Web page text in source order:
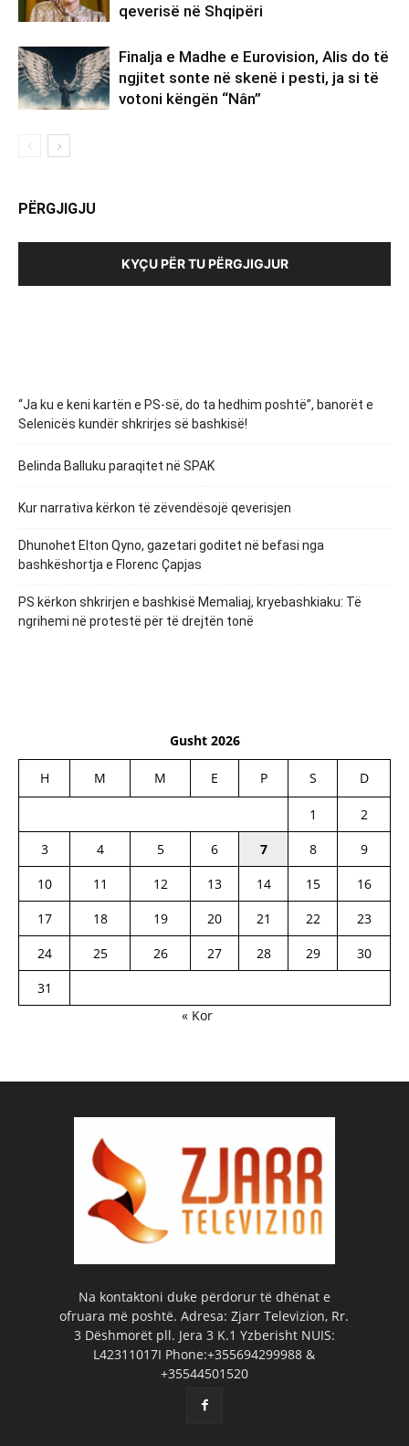
qeverisë në Shqipëri
Finalja e Madhe e Eurovision, Alis do të
ngjitet sonte në skenë i pesti, ja si të
votoni këngën “Nân”
PËRGJIGJU
KYÇU PËR TU PËRGJIGJUR
“Ja ku e keni kartën e PS-së, do ta hedhim poshtë”, banorët e
Selenicës kundër shkrirjes së bashkisë!
Belinda Balluku paraqitet në SPAK
Kur narrativa kërkon të zëvendësojë qeverisjen
Dhunohet Elton Qyno, gazetari goditet në befasi nga
bashkëshortja e Florenc Çapjas
PS kërkon shkrirjen e bashkisë Memaliaj, kryebashkiaku: Të
ngrihemi në protestë për të drejtën tonë
Gusht 2026
H M M E P S D
1
2
3
4 5 6 7 8
9
10
11 12 13 14 15
16
17
18 19 20 21 22
23
24
25 26 27 28 29
30
31
« Kor
Na kontaktoni duke përdorur të dhënat e
ofruara më poshtë. Adresa: Zjarr Televizion, Rr.
3 Dëshmorët pll. Jera 3 K.1 Yzberisht NUIS:
L42311017I Phone:+355694299988 &
+35544501520